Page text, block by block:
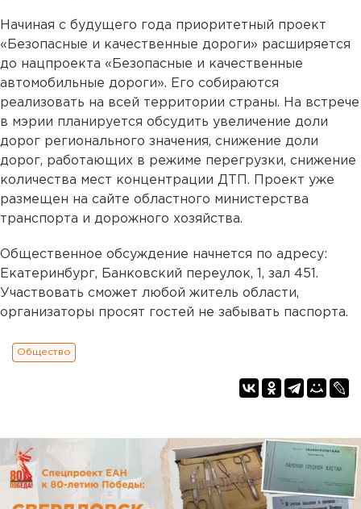
Начиная с будущего года приоритетный проект
«Безопасные и качественные дороги» расширяется
до нацпроекта «Безопасные и качественные
автомобильные дороги». Его собираются
реализовать на всей территории страны. На встрече
в мэрии планируется обсудить увеличение доли
дорог регионального значения, снижение доли
дорог, работающих в режиме перегрузки, снижение
количества мест концентрации ДТП. Проект уже
размещен на сайте областного министерства
транспорта и дорожного хозяйства.
Общественное обсуждение начнется по адресу:
Екатеринбург, Банковский переулок, 1, зал 451.
Участвовать сможет любой житель области,
организаторы просят гостей не забывать паспорта.
Общество